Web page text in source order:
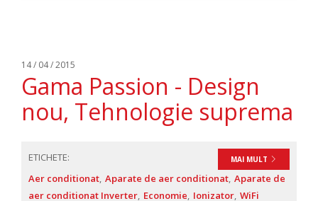
14 / 04 / 2015
Gama Passion - Design
nou, Tehnologie suprema
MAI MULT
ETICHETE:
Aer conditionat Aparate de aer conditionat Aparate de
aer conditionat Inverter Economie Ionizator WiFi